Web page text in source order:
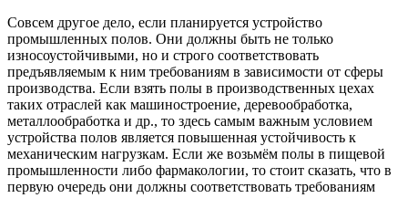
Совсем другое дело, если планируется устройство
промышленных полов. Они должны быть не только
износоустойчивыми, но и строго соответствовать
предъявляемым к ним требованиям в зависимости от сферы
производства. Если взять полы в производственных цехах
таких отраслей как машиностроение, деревообработка,
металлообработка и др., то здесь самым важным условием
устройства полов является повышенная устойчивость к
механическим нагрузкам. Если же возьмём полы в пищевой
промышленности либо фармакологии, то стоит сказать, что в
первую очередь они должны соответствовать требованиям